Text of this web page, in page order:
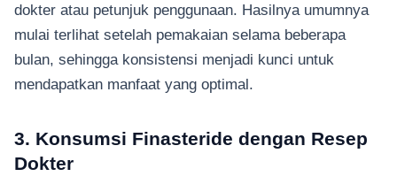
dokter atau petunjuk penggunaan. Hasilnya umumnya
mulai terlihat setelah pemakaian selama beberapa
bulan, sehingga konsistensi menjadi kunci untuk
mendapatkan manfaat yang optimal.
3. Konsumsi Finasteride dengan Resep
Dokter